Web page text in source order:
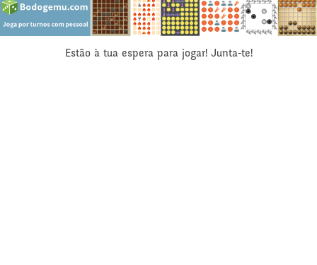
Estão à tua espera para jogar! Junta-te!